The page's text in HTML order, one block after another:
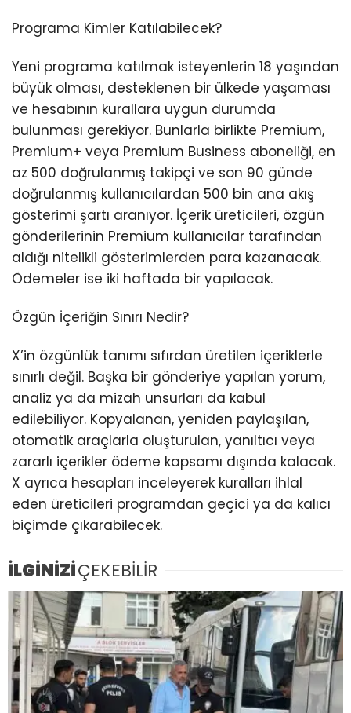
Programa Kimler Katılabilecek?
Yeni programa katılmak isteyenlerin 18 yaşından
büyük olması, desteklenen bir ülkede yaşaması
ve hesabının kurallara uygun durumda
bulunması gerekiyor. Bunlarla birlikte Premium,
Premium+ veya Premium Business aboneliği, en
az 500 doğrulanmış takipçi ve son 90 günde
doğrulanmış kullanıcılardan 500 bin ana akış
gösterimi şartı aranıyor. İçerik üreticileri, özgün
gönderilerinin Premium kullanıcılar tarafından
aldığı nitelikli gösterimlerden para kazanacak.
Ödemeler ise iki haftada bir yapılacak.
Özgün İçeriğin Sınırı Nedir?
X’in özgünlük tanımı sıfırdan üretilen içeriklerle
sınırlı değil. Başka bir gönderiye yapılan yorum,
analiz ya da mizah unsurları da kabul
edilebiliyor. Kopyalanan, yeniden paylaşılan,
otomatik araçlarla oluşturulan, yanıltıcı veya
zararlı içerikler ödeme kapsamı dışında kalacak.
X ayrıca hesapları inceleyerek kuralları ihlal
eden üreticileri programdan geçici ya da kalıcı
biçimde çıkarabilecek.
İLGİNİZİÇEKEBİLİR